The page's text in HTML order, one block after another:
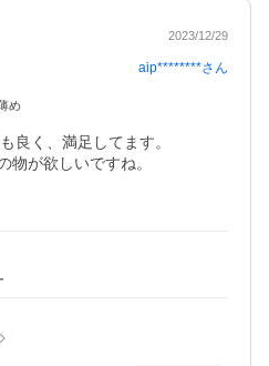
2023/12/29
aip********さん
め
良く、満足してます。
物が欲しいですね。